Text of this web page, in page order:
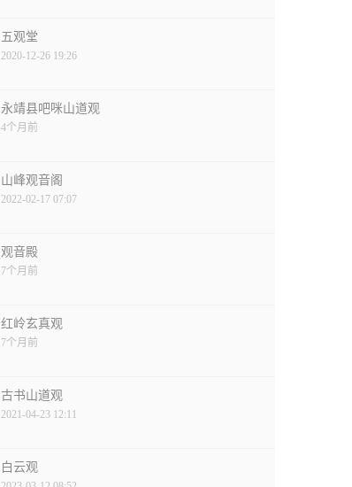
五观堂
2020-12-26 19:26
永靖县吧咪山道观
4个月前
山峰观音阁
2022-02-17 07:07
观音殿
7个月前
红岭玄真观
7个月前
古书山道观
2021-04-23 12:11
白云观